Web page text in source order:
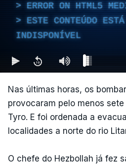
ERROR ON HTML5
ESTE CONTEÚDO
INDISPONÍVEL
Nas últimas horas, os
provocaram pelo menos
Tyro. E foi ordenada a
localidades a norte do rio
O chefe do Hezbollah já fez